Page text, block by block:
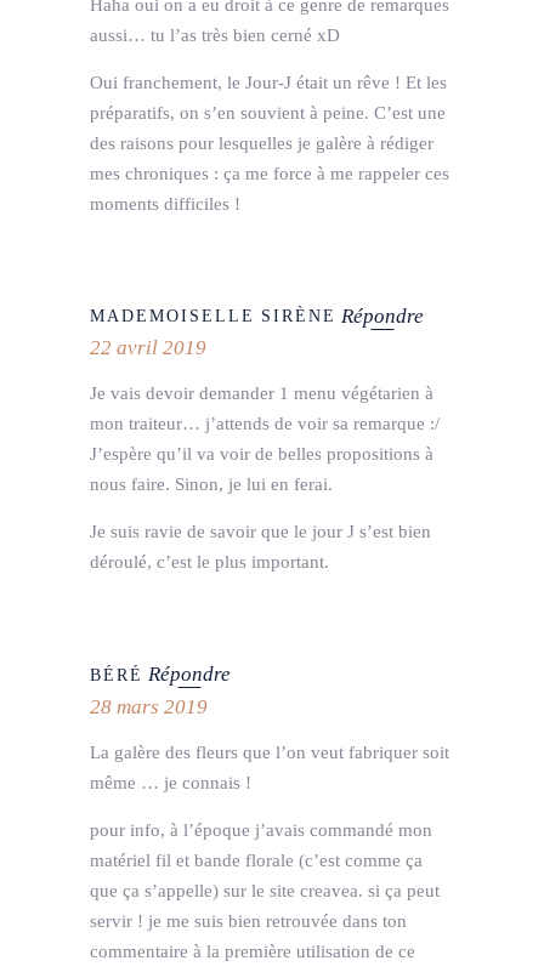
Haha oui on a eu droit à ce genre de remarques
aussi… tu l’as très bien cerné xD
Oui franchement, le Jour-J était un rêve ! Et les
préparatifs, on s’en souvient à peine. C’est une
des raisons pour lesquelles je galère à rédiger
mes chroniques : ça me force à me rappeler ces
moments difficiles !
MADEMOISELLE SIRÈNE Répondre
22 avril 2019
Je vais devoir demander 1 menu végétarien à
mon traiteur… j’attends de voir sa remarque :/
J’espère qu’il va voir de belles propositions à
nous faire. Sinon, je lui en ferai.
Je suis ravie de savoir que le jour J s’est bien
déroulé, c’est le plus important.
BÉRÉ Répondre
28 mars 2019
La galère des fleurs que l’on veut fabriquer soit
même … je connais !
pour info, à l’époque j’avais commandé mon
matériel fil et bande florale (c’est comme ça
que ça s’appelle) sur le site creavea. si ça peut
servir ! je me suis bien retrouvée dans ton
commentaire à la première utilisation de ce